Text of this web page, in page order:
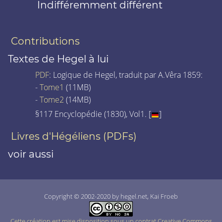
Indifféremment différent
Contributions
Textes de Hegel à lui
PDF: Logique de Hegel, traduit par A.Vêra 1859:
-Tome1 (11MB)
-Tome2 (14MB)
§117 Encyclopédie (1830), Vol1. [
]
Livres d'Hégéliens (PDFs)
voir aussi
Copyright © 2002-2020 by hegel.net, Kai Froeb